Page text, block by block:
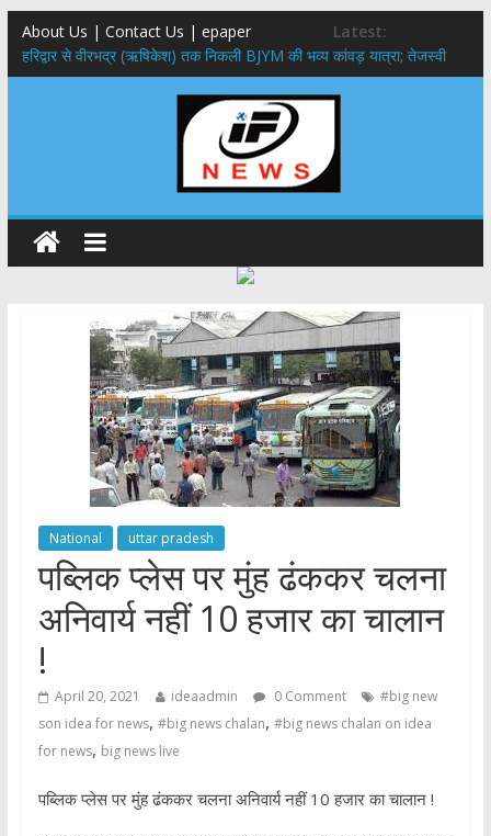
About Us | Contact Us | epaper
Latest:
​हरिद्वार से वीरभद्र (ऋषिकेश) तक निकली BJYM की भव्य कांवड़ यात्रा; तेजस्वी
सूर्या ने की देश व प्रदेशवासियों के कल्याण की कामना
नंदा की चौकी पुल हादसा: PWD के EE, AE और JE निलंबित, सीएम धामी के निर्देश
मुख्यमंत्री ने 9 लाख 87 हजार17 पेंशन लाभार्थियों को कुल 146 करोड़ 32 लाख
राष्ट्रीय हथकरघा दिवस पर मुख्यमंत्री धामी ने उत्कृष्ट बुनकरों और हस्तशिल्प
कारीगरों को किया सम्मानित
​धामी कैबिनेट का बड़ा फैसला: पशुपालकों को 60% तक सब्सिडी, गंगा एक्सप्रेसवे का
हरिद्वार तक होगा विस्तार
National uttar pradesh
पब्लिक प्लेस पर मुंह ढंककर चलना
अनिवार्य नहीं 10 हजार का चालान
!
April 20, 2021 ideaadmin 0 Comment
#big new
son idea for news, #big news chalan, #big news chalan on idea
for news, big news live
पब्लिक प्लेस पर मुंह ढंककर चलना अनिवार्य नहीं 10 हजार का चालान !